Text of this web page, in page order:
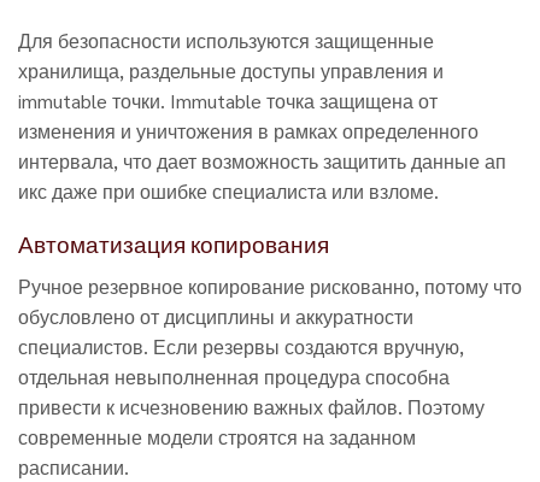
Для безопасности используются защищенные
хранилища, раздельные доступы управления и
immutable точки. Immutable точка защищена от
изменения и уничтожения в рамках определенного
интервала, что дает возможность защитить данные ап
икс даже при ошибке специалиста или взломе.
Автоматизация копирования
Ручное резервное копирование рискованно, потому что
обусловлено от дисциплины и аккуратности
специалистов. Если резервы создаются вручную,
отдельная невыполненная процедура способна
привести к исчезновению важных файлов. Поэтому
современные модели строятся на заданном
расписании.